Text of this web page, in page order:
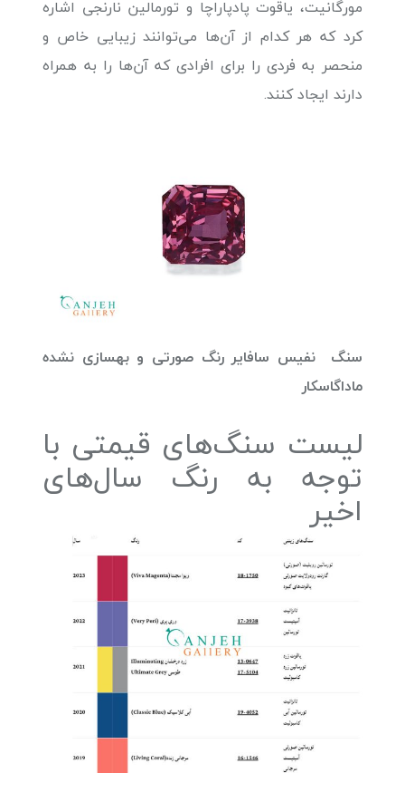
مورگانیت، یاقوت پادپاراچا و تورمالین نارنجی اشاره
کرد که هر کدام از آن‌ها می‌توانند زیبایی خاص و
منحصر به فردی را برای افرادی که آن‌ها را به همراه
دارند ایجاد کنند.
سنگ نفیس سافایر رنگ صورتی و بهسازی نشده
ماداگاسکار
لیست سنگ‌های قیمتی با
توجه به رنگ سال‌های
اخیر